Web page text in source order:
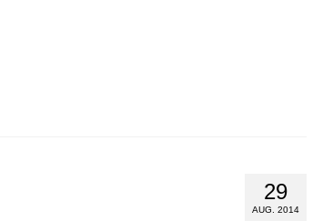
29
AUG. 2014